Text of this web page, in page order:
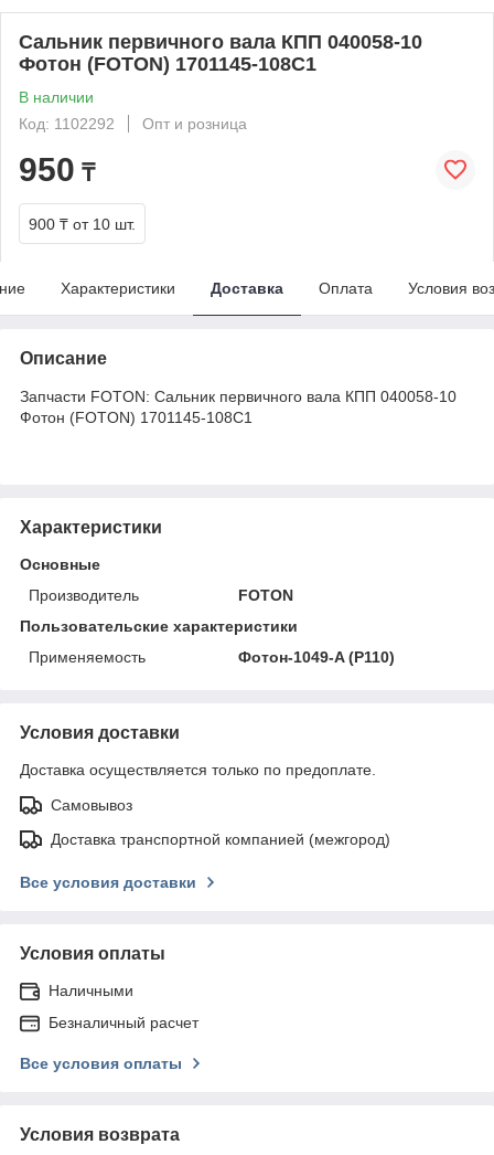
Сальник первичного вала КПП 040058-10
Фотон (FOTON) 1701145-108C1
В наличии
Код: 1102292
Опт и розница
950 ₸
900 ₸ от 10 шт.
Характеристики Доставка Оплата Условия
Описание
Запчасти FOTON: Сальник первичного вала КПП 040058-10
Фотон (FOTON) 1701145-108C1
Характеристики
Основные
Производитель
FOTON
Пользовательские характеристики
Применяемость
Фотон-1049-A (P110)
Условия доставки
Доставка осуществляется только по предоплате.
Самовывоз
Доставка транспортной компанией (межгород)
Все условия доставки
Условия оплаты
Наличными
Безналичный расчет
Все условия оплаты
Условия возврата